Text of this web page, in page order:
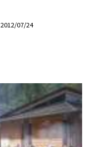
2012/07/24